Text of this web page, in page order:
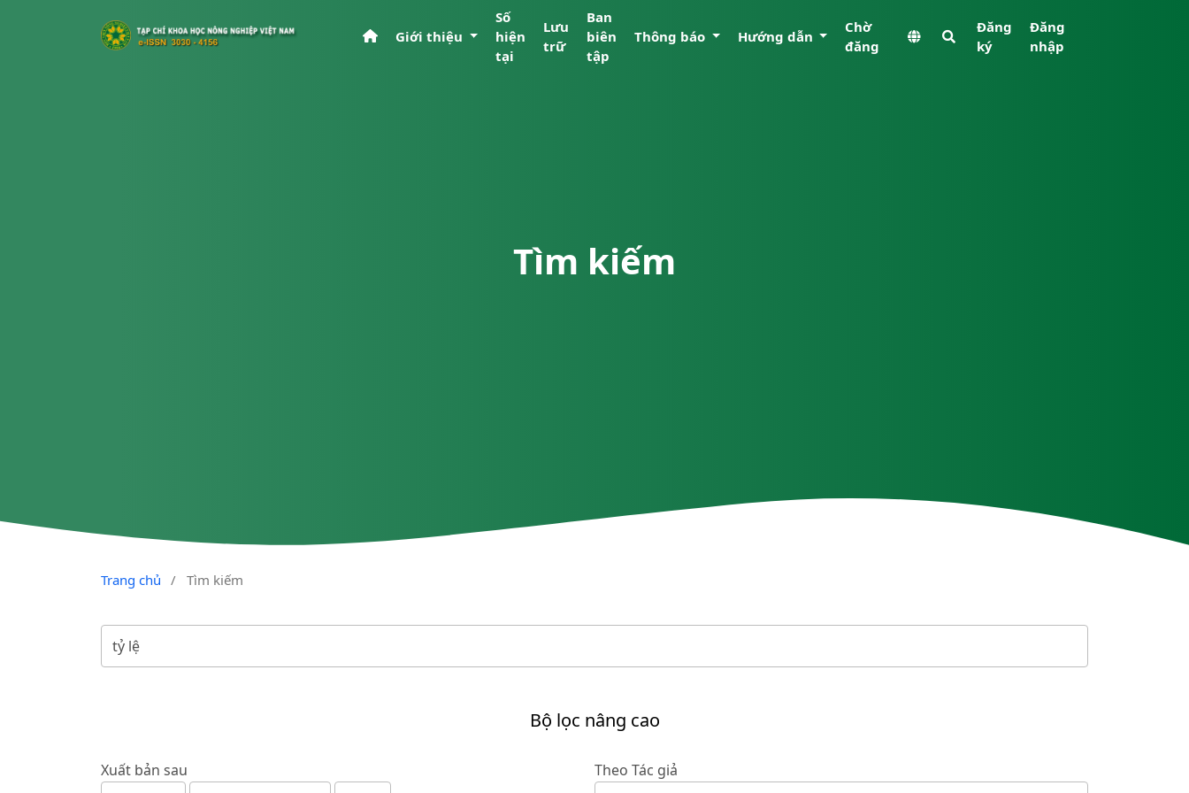
Giới thiệu
Số
hiện
tại
Lưu
trữ
Ban
biên
tập
Thông báo Hướng dẫn
Chờ
đăng
Đăng
ký
Đăng
nhập
Tìm kiếm
Trang chủ / Tìm kiếm
Bộ lọc nâng cao
Xuất bản sau Theo Tác giả